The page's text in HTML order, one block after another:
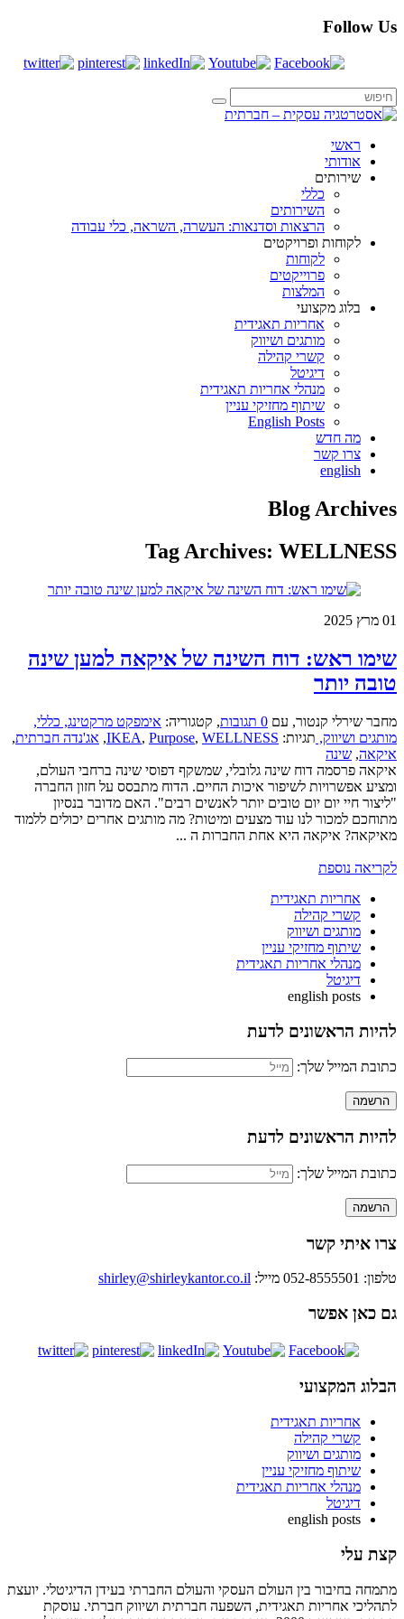
Follow Us
ראשי
אודותי
שירותים
כללי
השירותים
הרצאות וסדנאות: העשרה, השראה, כלי עבודה
לקוחות ופרויקטים
לקוחות
פרוייקטים
המלצות
בלוג מקצועי
אחריות תאגידית
מותגים ושיווק
קשרי קהילה
דיגיטל
מנהלי אחריות תאגידית
שיתוף מחזיקי עניין
English Posts
מה חדש
צרו קשר
english
Blog Archives
Tag Archives: WELLNESS
01 מרץ 2025
שימו ראש: דוח השינה של איקאה למען שינה
טובה יותר
מחבר שירלי קנטור, עם 0 תגובות , קטגוריה: אימפקט מרקטינג, כללי,
מותגים ושיווק, תגיות: IKEA, Purpose, WELLNESS
, אג'נדה חברתית,
איקאה, שינה
איקאה פרסמה דוח שינה גלובלי, שמשקף דפוסי שינה ברחבי העולם,
ומציע אפשרויות לשיפור איכות החיים. הדוח מתבסס על חזון החברה
"ליצור חיי יום יום טובים יותר לאנשים רבים". האם מדובר בנסיון
מתוחכם למכור לנו עוד מצעים ומיטות? מה מותגים אחרים יכולים ללמוד
מאיקאה? איקאה היא אחת החברות ה ...
לקריאה נוספת
אחריות תאגידית
קשרי קהילה
מותגים ושיווק
שיתוף מחזיקי עניין
מנהלי אחריות תאגידית
דיגיטל
english posts
להיות הראשונים לדעת
כתובת המייל שלך:
להיות הראשונים לדעת
כתובת המייל שלך:
צרו איתי קשר
טלפון: 052-8555501 מייל: shirley@shirleykantor.co.il
גם כאן אפשר
הבלוג המקצועי
אחריות תאגידית
קשרי קהילה
מותגים ושיווק
שיתוף מחזיקי עניין
מנהלי אחריות תאגידית
דיגיטל
english posts
קצת עלי
מתמחה בחיבור בין העולם העסקי והעולם החברתי בעידן הדיגיטלי. יועצת
לתהליכי אחריות תאגידית, השפעה חברתית ושיווק חברתי. עוסקת